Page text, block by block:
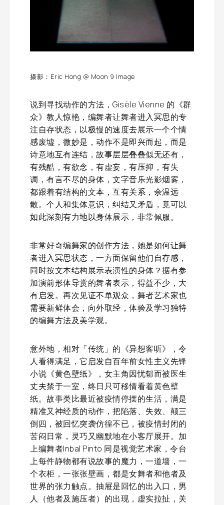
摄影：Eric Hong @ Moon 9 Image
说到寻找动作的方法，Gisèle Vienne 的《群
众》教人惊艳，编舞者让舞者进入冥思的专
注自存状态，以极慢的速度去展示一个个情
感废墟，微妙是，动作不是即兴而起，而是
诗意地互有连结，故事层层叠叠似无还有，
有残酷，有欲念，有虚妄，有压抑，有失
调，有言不尽的身体，文字音乐光影烟雾，
都跟着有结构的文本，互有关系，余温远
散。个人和集体意识，纠结又矛盾，竟可以
如此深刻有力地以身体展示，非常佩服。
非常好奇编舞家的创作方法，她是如何让舞
者进入冥思状态，一方面保留他们自存感，
同时按文本结构展示表演性的身体？据有参
加演前形体导赏的舞者表示，得益不少，大
有启发。再次见证不单观众，舞者艺术家也
需要新鲜体会，向外取经，体验及学习独特
的编舞方法及美学观。
意外地，相对「传统」的《异想客听》，令
人看得满足，它启发自百年前女性主义先锋
小说《黄色壁纸》，女主角因忧郁而被医生
丈夫禁于一室，终日只可移情看着黄色壁
纸。故事类比最近被疫情停摆的生活，满是
精准又神经质的动作，把陷落、失效、颠三
倒四，被回忆突袭仿徨不已，被疫情封闭的
苦闷日常，灵巧又幽默地在小客厅展开。加
上编舞者Inbal Pinto 同是视觉艺术家，令台
上每件静物都有说故事的魔力，一道墙，一
个衣柜，一张张壁画，都是女舞者和他者及
世界的张力触点。抽屉是回忆的出入口，男
人（他者及施压者）的出现，虚实拉扯，关